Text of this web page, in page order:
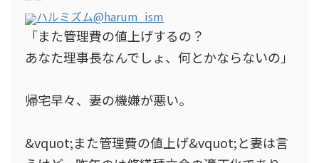
ハルミズム@harum_ism
「また管理費の値上げするの？
あなた理事長なんでしょ、何とかならないの」
帰宅早々、妻の機嫌が悪い。
&vquot;また管理費の値上げ&vquot;と妻は言